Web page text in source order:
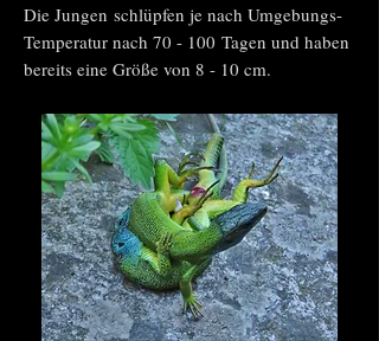
Die Jungen schlüpfen je nach Umgebungs-
Temperatur nach 70 - 100 Tagen und haben
bereits eine Größe von 8 - 10 cm.